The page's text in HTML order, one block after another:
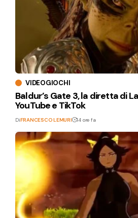
VIDEOGIOCHI
Baldur’s Gate 3, la diretta di
YouTube e TikTok
DiFRANCESCO LEMURI 14 ore fa